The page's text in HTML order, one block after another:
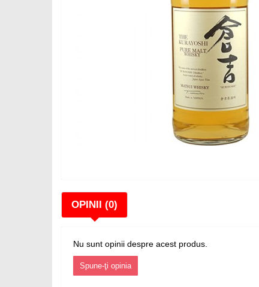
OPINII (0)
Nu sunt opinii despre acest produs.
Spune-ţi opinia